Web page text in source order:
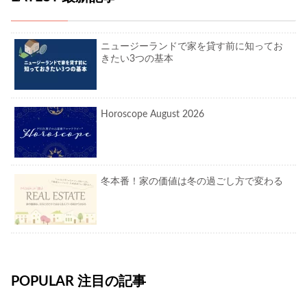
ニュージーランドで家を貸す前に知ってお
きたい3つの基本
Horoscope August 2026
冬本番！家の価値は冬の過ごし方で変わる
POPULAR 注目の記事